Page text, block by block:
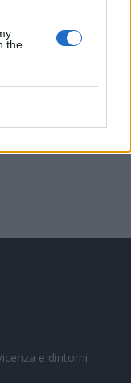
the
a Val Liona la
e dintorni